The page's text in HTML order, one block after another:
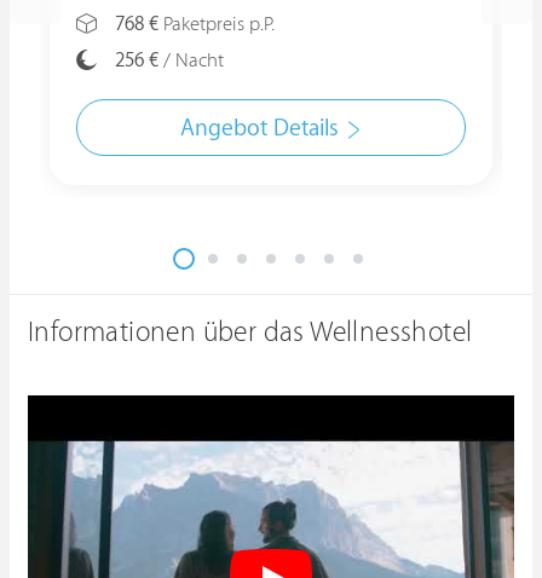
768 € Paketpreis p.P.
256 € / Nacht
Angebot Details
Informationen über das Wellnesshotel